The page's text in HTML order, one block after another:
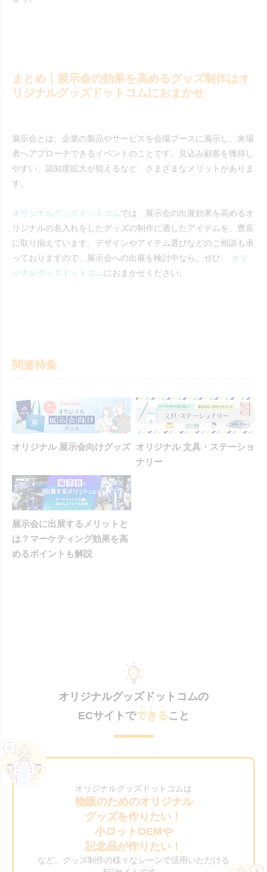
まとめ｜展示会の効果を高めるグッズ制作はオ
リジナルグッズドットコムにおまかせ
展示会とは、企業の製品やサービスを会場ブースに展示し、来場
者へアプローチできるイベントのことです。見込み顧客を獲得し
やすい、認知度拡大が狙えるなど、さまざまなメリットがありま
す。
オリジナルグッズドットコムでは、展示会の出展効果を高めるオ
リジナルの名入れをしたグッズの制作に適したアイテムを、豊富
に取り揃えています。デザインやアイテム選びなどのご相談も承
っておりますので、展示会への出展を検討中なら、ぜひ、 オリ
ジナルグッズドットコムにおまかせください。
関連特集
オリジナル 展示会向けグッズ オリジナル 文具・ステーショ
ナリー
展示会に出展するメリットと
は？マーケティング効果を高
めるポイントも解説
オリジナルグッズドットコムの
ECサイトでできること
オリジナルグッズドットコムは
物販のためのオリジナル
グッズを作りたい！
小ロットOEMや
記念品が作りたい！
など、グッズ制作の様々なシーンで活用いただける